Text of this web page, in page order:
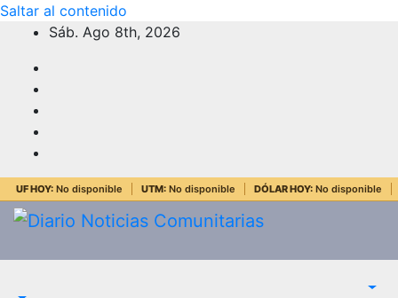
Saltar al contenido
Sáb. Ago 8th, 2026
UF HOY: No disponible UTM: No disponible DÓLAR HOY: No disponible